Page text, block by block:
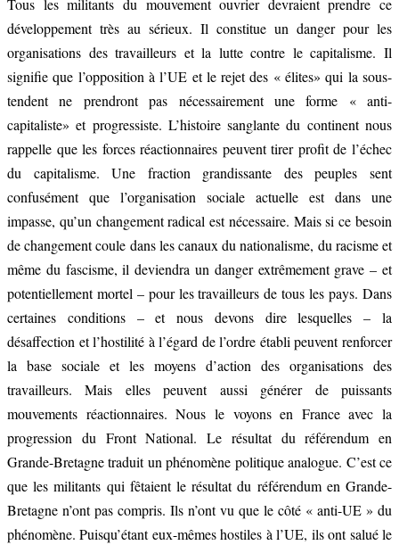
Tous les militants du mouvement ouvrier devraient prendre ce
développement très au sérieux. Il constitue un danger pour les
organisations des travailleurs et la lutte contre le capitalisme. Il
signifie que l’opposition à l’UE et le rejet des « élites» qui la sous-
tendent ne prendront pas nécessairement une forme « anti-
capitaliste» et progressiste. L’histoire sanglante du continent nous
rappelle que les forces réactionnaires peuvent tirer profit de l’échec
du capitalisme. Une fraction grandissante des peuples sent
confusément que l’organisation sociale actuelle est dans une
impasse, qu’un changement radical est nécessaire. Mais si ce besoin
de changement coule dans les canaux du nationalisme, du racisme et
même du fascisme, il deviendra un danger extrêmement grave – et
potentiellement mortel – pour les travailleurs de tous les pays. Dans
certaines conditions – et nous devons dire lesquelles – la
désaffection et l’hostilité à l’égard de l’ordre établi peuvent renforcer
la base sociale et les moyens d’action des organisations des
travailleurs. Mais elles peuvent aussi générer de puissants
mouvements réactionnaires. Nous le voyons en France avec la
progression du Front National. Le résultat du référendum en
Grande-Bretagne traduit un phénomène politique analogue. C’est ce
que les militants qui fêtaient le résultat du référendum en Grande-
Bretagne n’ont pas compris. Ils n’ont vu que le côté « anti-UE » du
phénomène. Puisqu’étant eux-mêmes hostiles à l’UE, ils ont salué le